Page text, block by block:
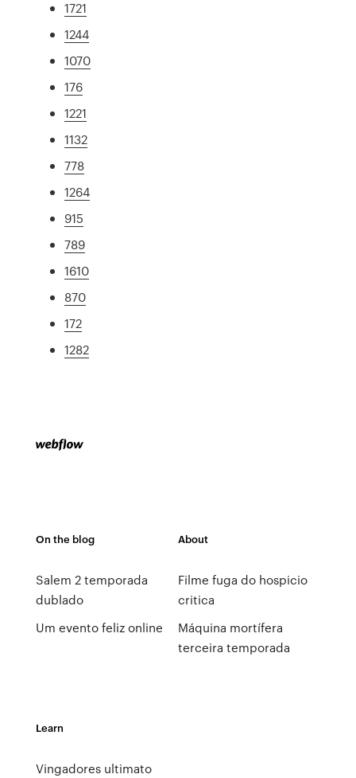
1721
1244
1070
176
1221
1132
778
1264
915
789
1610
870
172
1282
On the blog
Salem 2 temporada
dublado
Um evento feliz online
About
Filme fuga do hospicio
critica
Máquina mortífera
terceira temporada
Learn
Vingadores ultimato